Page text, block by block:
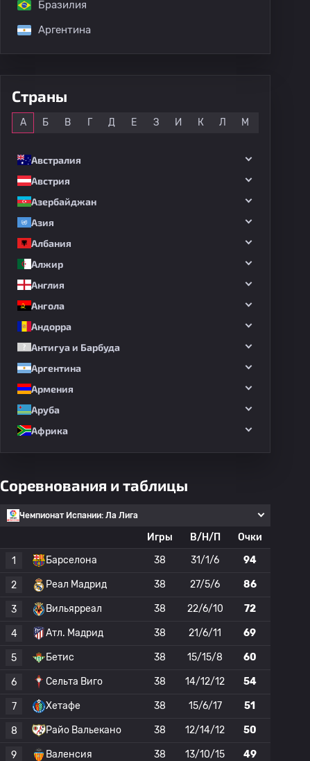
Бразилия
Аргентина
Страны
А Б В Г Д Е З И К Л М
Австралия
Австрия
Азербайджан
Азия
Албания
Алжир
Англия
Ангола
Андорра
Антигуа и Барбуда
Аргентина
Армения
Аруба
Африка
Соревнования и таблицы
Чемпионат Испании: Ла Лига
Игры В/Н/П
Очки
1
Барселона 38 31/1/6 94
2 Реал Мадрид 38 27/5/6 86
3 Вильярреал 38 22/6/10 72
4 Атл. Мадрид 38 21/6/11 69
5 Бетис 38 15/15/8 60
6 Сельта Виго 38 14/12/12 54
7 Хетафе 38 15/6/17 51
8 Райо Вальекано 38 12/14/12 50
9 Валенсия 38 13/10/15 49